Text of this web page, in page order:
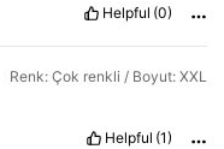
Helpful (0)
Renk: Çok renkli / Boyut: XXL
Helpful (1)